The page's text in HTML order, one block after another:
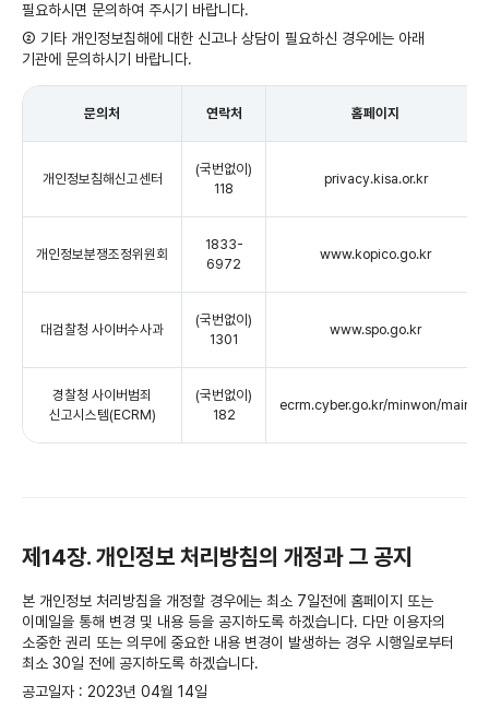
필요하시면 문의하여 주시기 바랍니다.
② 기타 개인정보침해에 대한 신고나 상담이 필요하신 경우에는 아래
기관에 문의하시기 바랍니다.
문의처 연락처 홈페이지
개인정보침해신고센터
(국번없이)
118
privacy.kisa.or.kr
개인정보분쟁조정위원회
1833-
6972
www.kopico.go.kr
대검찰청 사이버수사과
(국번없이)
1301
www.spo.go.kr
경찰청 사이버범죄
신고시스템(ECRM)
(국번없이)
182
ecrm.cyber.go.kr/minwon/main
제14장. 개인정보 처리방침의 개정과 그 공지
본 개인정보 처리방침을 개정할 경우에는 최소 7일전에 홈페이지 또는
이메일을 통해 변경 및 내용 등을 공지하도록 하겠습니다. 다만 이용자의
소중한 권리 또는 의무에 중요한 내용 변경이 발생하는 경우 시행일로부터
최소 30일 전에 공지하도록 하겠습니다.
공고일자 : 2023년 04월 14일